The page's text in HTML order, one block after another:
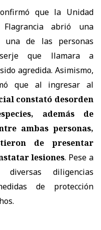
que la Unidad
abrió una
una de las personas
que llamara a
agredida. Asimismo,
que al ingresar al
constató desorden
además de
ambas personas,
de presentar
lesiones. Pese a
diligencias
de protección